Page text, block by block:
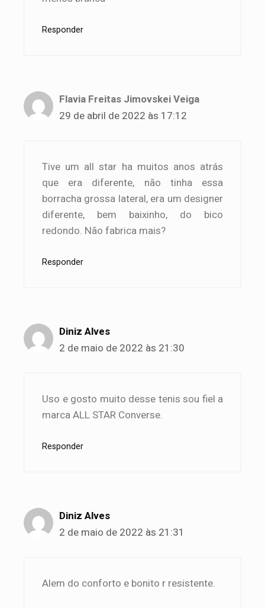
Responder
Flavia Freitas Jimovskei Veiga
29 de abril de 2022 às 17:12
Tive um all star ha muitos anos atrás
que era diferente, não tinha essa
borracha grossa lateral, era um designer
diferente, bem baixinho, do bico
redondo. Não fabrica mais?
Responder
Diniz Alves
2 de maio de 2022 às 21:30
Uso e gosto muito desse tenis sou fiel a
marca ALL STAR Converse.
Responder
Diniz Alves
2 de maio de 2022 às 21:31
Alem do conforto e bonito r resistente.